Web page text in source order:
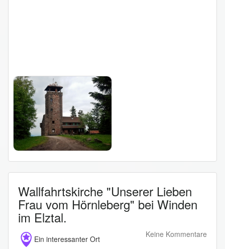
Wallfahrtskirche "Unserer Lieben
Frau vom Hörnleberg" bei Winden
im Elztal.
Ein interessanter Ort
Keine Kommentare